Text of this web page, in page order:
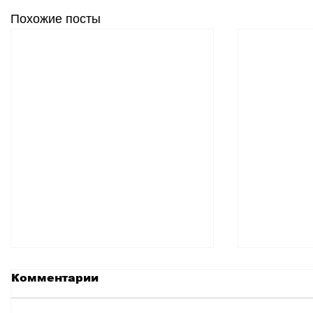
Похожие посты
Комментарии